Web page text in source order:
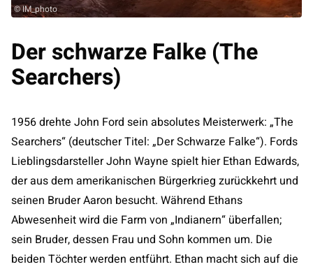
© IM_photo
Der schwarze Falke (The
Searchers)
1956 drehte John Ford sein absolutes Meisterwerk: „The
Searchers“ (deutscher Titel: „Der Schwarze Falke“). Fords
Lieblingsdarsteller John Wayne spielt hier Ethan Edwards,
der aus dem amerikanischen Bürgerkrieg zurückkehrt und
seinen Bruder Aaron besucht. Während Ethans
Abwesenheit wird die Farm von „Indianern“ überfallen;
sein Bruder, dessen Frau und Sohn kommen um. Die
beiden Töchter werden entführt. Ethan macht sich auf die